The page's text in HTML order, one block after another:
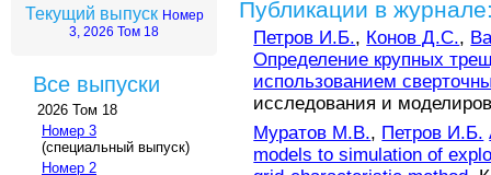
Текущий выпуск Номер
3, 2026 Том 18
Все выпуски
2026 Том 18
Номер 3
(специальный выпуск)
Номер 2
Публикации в
Петров И.Б., Конов Д.С.,
Определение крупных
использованием
исследования и
Муратов М.В., Петров И.Б.
models to simulation of